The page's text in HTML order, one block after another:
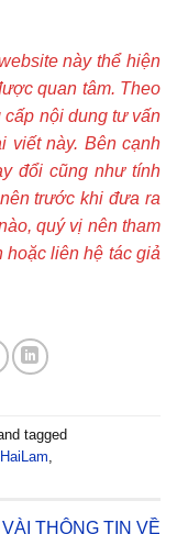
này thể hiện
quan tâm. Theo
cấp nội dung tư vấn
viết này. Bên cạnh
đổi cũng như tính
trước khi đưa ra
quý vị nên tham
hoặc liên hệ tác giả
tagged
VÀI THÔNG TIN VỀ